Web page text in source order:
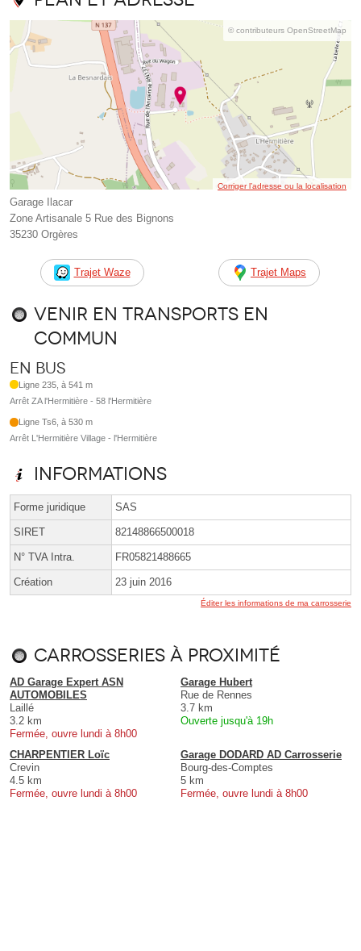
© contributeurs OpenStreetMap
Corriger l’adresse ou la localisation
Garage Ilacar
Zone Artisanale 5 Rue des Bignons
35230 Orgères
Trajet Waze Trajet Maps
Venir en transports en
commun
En bus
Ligne 235, à 541 m
Arrêt ZA l'Hermitière - 58 l'Hermitière
Ligne Ts6, à 530 m
Arrêt L'Hermitière Village - l'Hermitière
Informations
Forme juridique SAS
SIRET 82148866500018
N° TVA Intra. FR05821488665
Création 23 juin 2016
Éditer les informations de ma carrosserie
Carrosseries à proximité
AD Garage Expert ASN
AUTOMOBILES
Laillé
3.2 km
Fermée, ouvre lundi à 8h00
Garage Hubert
Rue de Rennes
3.7 km
Ouverte jusqu'à 19h
CHARPENTIER Loïc
Crevin
4.5 km
Fermée, ouvre lundi à 8h00
Garage DODARD AD Carrosserie
Bourg-des-Comptes
5 km
Fermée, ouvre lundi à 8h00